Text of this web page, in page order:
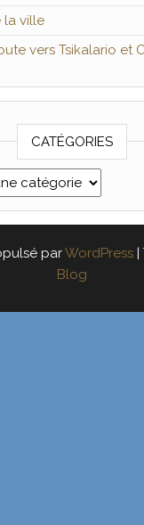
la ville
vers Tsikalario et
CATÉGORIES
parWordPress |
Blog